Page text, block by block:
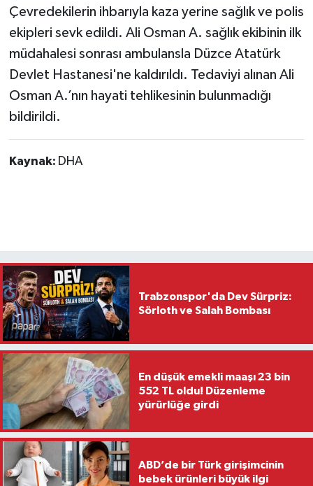
Çevredekilerin ihbarıyla kaza yerine sağlık ve polis
ekipleri sevk edildi. Ali Osman A. sağlık ekibinin ilk
müdahalesi sonrası ambulansla Düzce Atatürk
Devlet Hastanesi'ne kaldırıldı. Tedaviyi alınan Ali
Osman A.’nın hayati tehlikesinin bulunmadığı
bildirildi.
Kaynak: DHA
Trabzonspor'da Dev Sürpriz:
Sörloth ve Salah Bombası
En düşük emekli maaşı 23 bin
552 TL oldu! Düzenleme
yürürlüğe girdi
ABD’de bir Türk girişimcinin
bebek ürünleri büyük ilgi